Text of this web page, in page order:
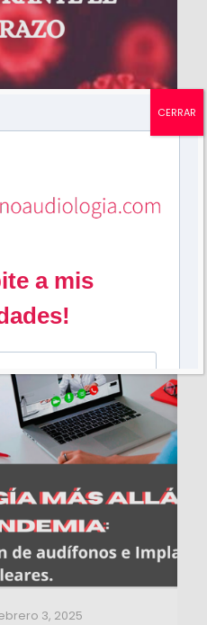
puede afectar la
o ver el video en
el impacto
0
3, 2025
CERRAR